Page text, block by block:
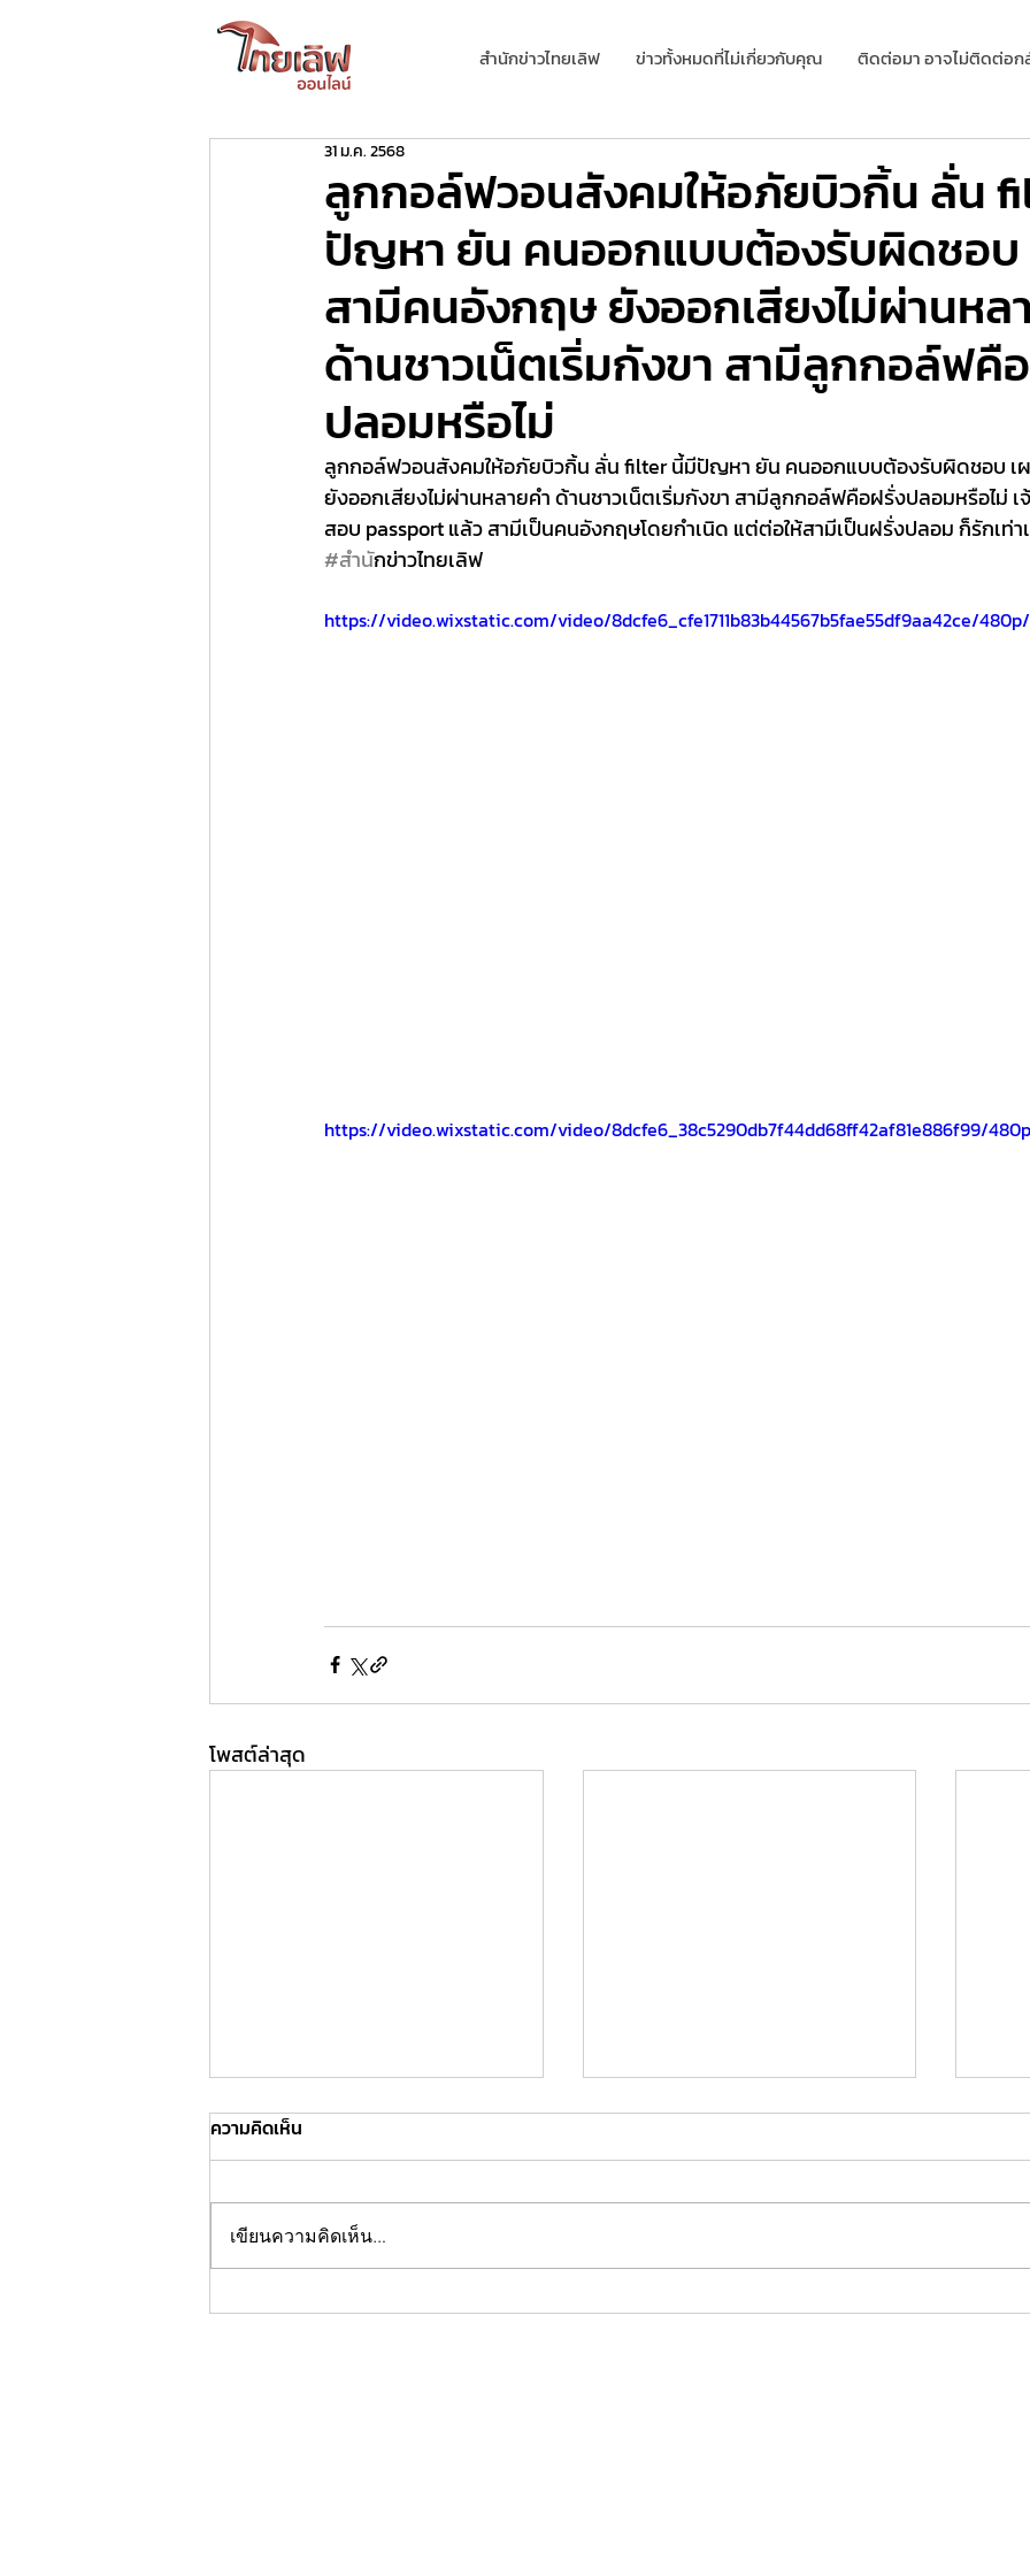
สำนักข่าวไทยเลิฟ ข่าวทั้งหมดที่ไม่เกี่ยวกับคุณ ติดต่อมา อาจไม่ติดต่อก
ลูกกอล์ฟวอนสังคมให้อภัยบิวกิ้น ลั่น
ปัญหา ยัน คนออกแบบต้องรับผิดชอบ
สามีคนอังกฤษ ยังออกเสียงไม่ผ่านหล
ด้านชาวเน็ตเริ่มกังขา สามีลูกกอล์ฟคื
ปลอมหรือไม่
31 ม.ค. 2568
ลูกกอล์ฟวอนสังคมให้อภัยบิวกิ้น ลั่น filter นี้มีปัญหา ยัน คนออกแบบต้องรับผิดชอบ เ
ยังออกเสียงไม่ผ่านหลายคำ ด้านชาวเน็ตเริ่มกังขา สามีลูกกอล์ฟคือฝรั่งปลอมหรือไม่ เ
สอบ passport แล้ว สามีเป็นคนอังกฤษโดยกำเนิด แต่ต่อให้สามีเป็นฝรั่งปลอม ก็รักเท่า
#สำนักข่าวไทยเลิฟ
https://video.wixstatic.com/video/8dcfe6_cfe1711b83b44567b5fae55df9aa42ce/
https://video.wixstatic.com/video/8dcfe6_38c5290db7f44dd68ff42af81e886f99/
โพสต์ล่าสุด
กองบกไทยเลิฟ วอนชาวไทยเลิฟ
กองบกไทยเลิฟ ปล่อยผลงาน
ลูกก
ความคิดเห็น
เขียนความคิดเห็น…